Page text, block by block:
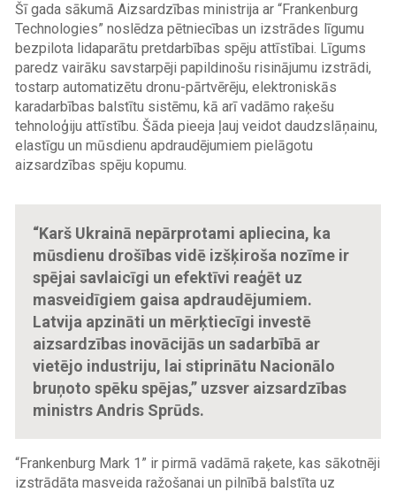
Šī gada sākumā Aizsardzības ministrija ar “Frankenburg
Technologies” noslēdza pētniecības un izstrādes līgumu
bezpilota lidaparātu pretdarbības spēju attīstībai. Līgums
paredz vairāku savstarpēji papildinošu risinājumu izstrādi,
tostarp automatizētu dronu-pārtvērēju, elektroniskās
karadarbības balstītu sistēmu, kā arī vadāmo raķešu
tehnoloģiju attīstību. Šāda pieeja ļauj veidot daudzslāņainu,
elastīgu un mūsdienu apdraudējumiem pielāgotu
aizsardzības spēju kopumu.
“Karš Ukrainā nepārprotami apliecina, ka
mūsdienu drošības vidē izšķiroša nozīme ir
spējai savlaicīgi un efektīvi reaģēt uz
masveidīgiem gaisa apdraudējumiem.
Latvija apzināti un mērķtiecīgi investē
aizsardzības inovācijās un sadarbībā ar
vietējo industriju, lai stiprinātu Nacionālo
bruņoto spēku spējas,” uzsver aizsardzības
ministrs Andris Sprūds.
“Frankenburg Mark 1” ir pirmā vadāmā raķete, kas sākotnēji
izstrādāta masveida ražošanai un pilnībā balstīta uz